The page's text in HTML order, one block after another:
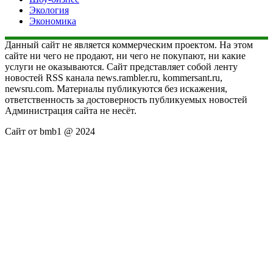
Экология
Экономика
Данный сайт не является коммерческим проектом. На этом
сайте ни чего не продают, ни чего не покупают, ни какие
услуги не оказываются. Сайт представляет собой ленту
новостей RSS канала news.rambler.ru, kommersant.ru,
newsru.com. Материалы публикуются без искажения,
ответственность за достоверность публикуемых новостей
Администрация сайта не несёт.
Сайт от bmb1 @ 2024